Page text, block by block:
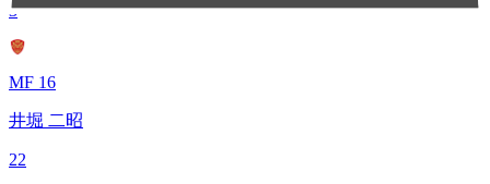
3
MF 16
井堀 二昭
22